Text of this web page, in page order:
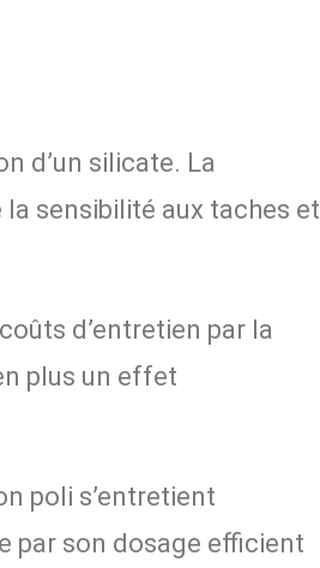
d’un silicate. La
sensibilité aux taches et
d’entretien par la
plus un effet
poli s’entretient
par son dosage efficient